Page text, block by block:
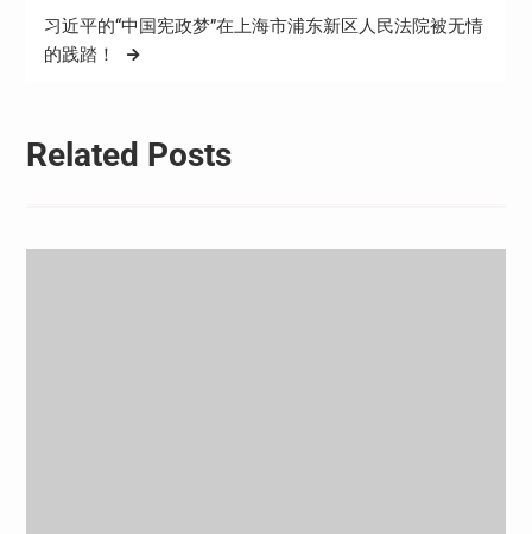
航习近平的“中国宪政梦”在上海市浦东新区人民法院被无情
的践踏！
Related Posts